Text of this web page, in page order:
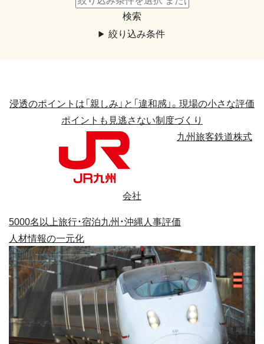
検索
絞り込み条件
浸透のポイントは「親しみ」と「違和感」。現場の小さな評価
ポイントも見逃さない制度づくり
九州旅客鉄道株式
会社
5000名以上旅行・宿泊九州・沖縄人事評価
人材情報の一元化